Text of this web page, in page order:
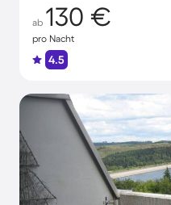
ab 130 €
pro Nacht
4.5